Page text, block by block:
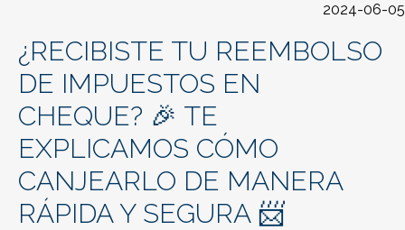
2024-06-05
¿RECIBISTE TU REEMBOLSO
DE IMPUESTOS EN
CHEQUE? 🎉 TE
EXPLICAMOS CÓMO
CANJEARLO DE MANERA
RÁPIDA Y SEGURA 📨